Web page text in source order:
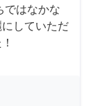
ではなかな
していただ